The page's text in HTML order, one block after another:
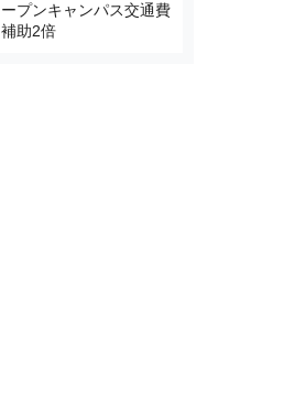
ープンキャンパス交通費
補助2倍